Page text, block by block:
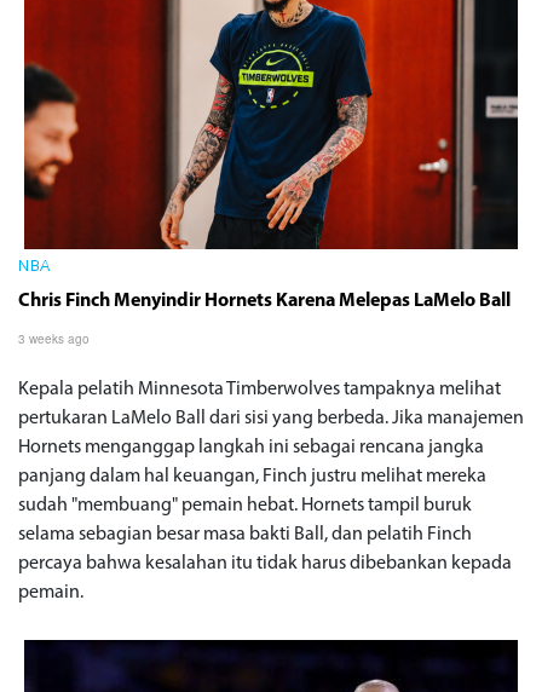
NBA
Chris Finch Menyindir Hornets Karena Melepas LaMelo Ball
3 weeks ago
Kepala pelatih Minnesota Timberwolves tampaknya melihat
pertukaran LaMelo Ball dari sisi yang berbeda. Jika manajemen
Hornets menganggap langkah ini sebagai rencana jangka
panjang dalam hal keuangan, Finch justru melihat mereka
sudah "membuang" pemain hebat. Hornets tampil buruk
selama sebagian besar masa bakti Ball, dan pelatih Finch
percaya bahwa kesalahan itu tidak harus dibebankan kepada
pemain.